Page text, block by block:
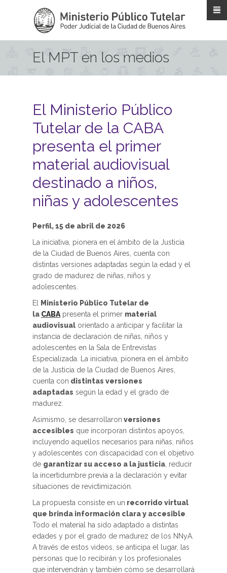
El MPT en los medios
El Ministerio Público
Tutelar de la CABA
presenta el primer
material audiovisual
destinado a niños,
niñas y adolescentes
Perfil, 15 de abril de 2026
La iniciativa, pionera en el ámbito de la Justicia
de la Ciudad de Buenos Aires, cuenta con
distintas versiones adaptadas según la edad y el
grado de madurez de niñas, niños y
adolescentes.
El
Ministerio Público Tutelar de
la CABA presenta el primer material
audiovisual orientado a anticipar y facilitar la
instancia de declaración de niñas, niños y
adolescentes en la Sala de Entrevistas
Especializada. La iniciativa, pionera en el ámbito
de la Justicia de la Ciudad de Buenos Aires,
cuenta con distintas versiones
adaptadas según la edad y el grado de
madurez.
Asimismo, se desarrollaron versiones
accesibles que incorporan distintos apoyos,
incluyendo aquellos necesarios para niñas, niños
y adolescentes con discapacidad con el objetivo
de garantizar su acceso a la justicia , reducir
la incertidumbre previa a la declaración y evitar
situaciones de revictimización.
La propuesta consiste en un recorrido virtual
que brinda información clara y accesible
Todo el material ha sido adaptado a distintas
edades y por el grado de madurez de los NNyA.
A través de estos videos, se anticipa el lugar, las
personas que lo recibirán y los profesionales
que intervendrán y también cómo se desarrollará